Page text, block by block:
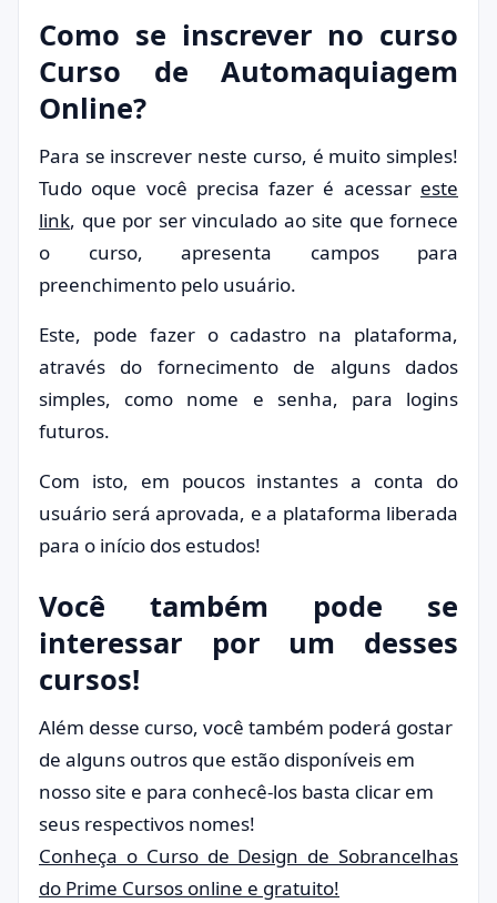
Como se inscrever no curso
Curso de Automaquiagem
Online?
Para se inscrever neste curso, é muito simples!
Tudo oque você precisa fazer é acessar este
link, que por ser vinculado ao site que fornece
o curso, apresenta campos para
preenchimento pelo usuário.
Este, pode fazer o cadastro na plataforma,
através do fornecimento de alguns dados
simples, como nome e senha, para logins
futuros.
Com isto, em poucos instantes a conta do
usuário será aprovada, e a plataforma liberada
para o início dos estudos!
Você também pode se
interessar por um desses
cursos!
Além desse curso, você também poderá gostar
de alguns outros que estão disponíveis em
nosso site e para conhecê-los basta clicar em
seus respectivos nomes!
Conheça o Curso de Design de Sobrancelhas
do Prime Cursos online e gratuito!